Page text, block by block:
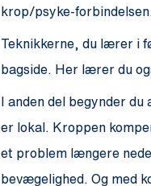
krop/psyke-forbindelsen.
Teknikkerne, du lærer i
bagside. Her lærer du
I anden del begynder
er lokal. Kroppen
et problem længere
bevægelighed. Og med